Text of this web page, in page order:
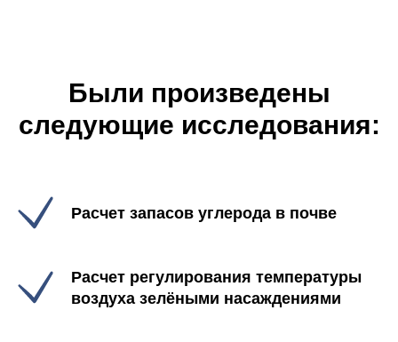
Были произведены
следующие исследования:
Расчет запасов углерода в почве
Расчет регулирования температуры
воздуха зелёными насаждениями